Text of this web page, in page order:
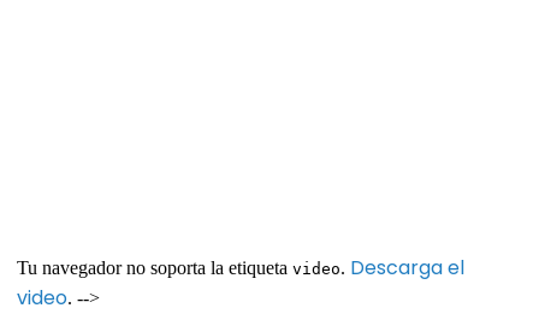
Tu navegador no soporta la etiqueta video. Descarga el
video. -->